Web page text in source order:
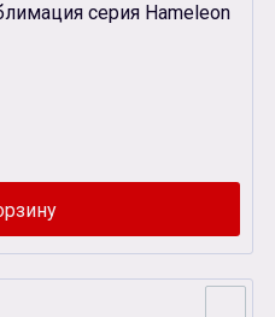
серия Hameleon